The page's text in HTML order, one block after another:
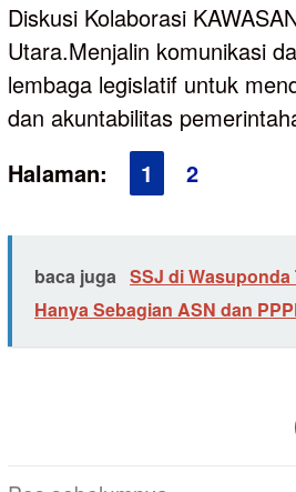
Diskusi Kolaborasi
Utara.Menjalin komunikasi
lembaga legislatif untuk
dan akuntabilitas
Halaman:
1 2
baca juga SSJ di
Hanya Sebagian ASN dan